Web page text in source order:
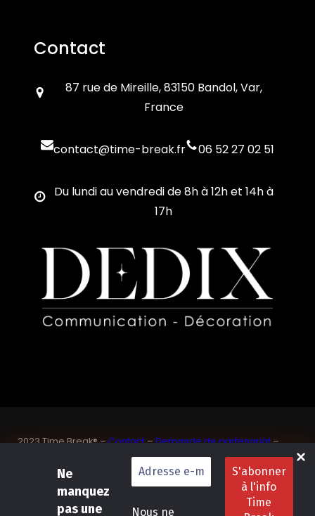
Ne
manquez
pas une
Nous ne
Contact
87 rue de Mireille, 83150 Bandol, Var,
France
contact@time-break.fr 06 52 27 02 51
Du lundi au vendredi de 8h à 12h et 14h à
17h
2023 Time Break® –Contact–Demande de partenariat–
Sponsoriser un joueur de padel français
SASU Dedix Communication – 87 rue de Mireille – 83 150
Bandol – Var
Conditions